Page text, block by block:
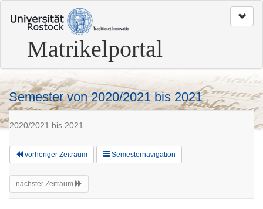
zum
Seitenanfang
Matrikelportal
Semester von 2020/2021 bis 2021
2020/2021 bis 2021
vorheriger Zeitraum Semesternavigation
nächster Zeitraum